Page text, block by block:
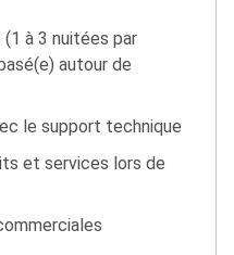
à 3 nuitées par
autour de
le support technique
et services lors de